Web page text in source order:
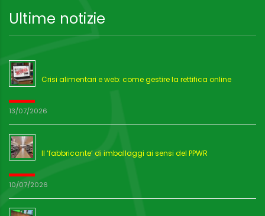
Ultime notizie
Crisi alimentari e web: come gestire la rettifica online
13/07/2026
Il ‘fabbricante’ di imballaggi ai sensi del PPWR
10/07/2026